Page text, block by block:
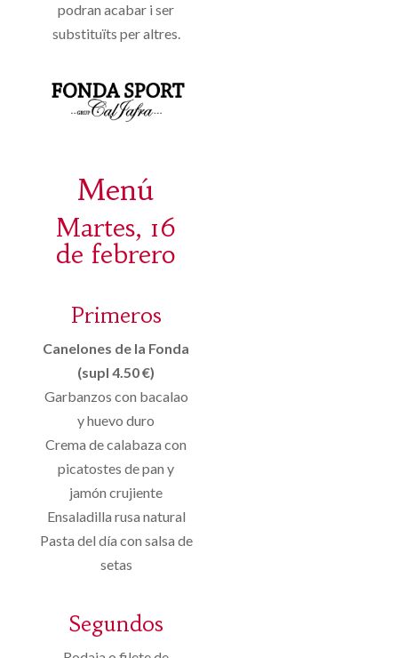
podran acabar i ser
substituïts per altres.
Menú
Martes, 16
de febrero
Primeros
Canelones de la Fonda
(supl 4.50 €)
Garbanzos con bacalao
y huevo duro
Crema de calabaza con
picatostes de pan y
jamón crujiente
Ensaladilla rusa natural
Pasta del día con salsa de
setas
Segundos